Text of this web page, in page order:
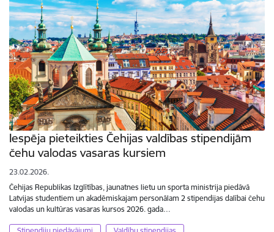
Iespēja pieteikties Čehijas valdības stipendijām
čehu valodas vasaras kursiem
23.02.2026.
Čehijas Republikas Izglītības, jaunatnes lietu un sporta ministrija piedāvā
Latvijas studentiem un akadēmiskajam personālam 2 stipendijas dalībai čehu
valodas un kultūras vasaras kursos 2026. gada…